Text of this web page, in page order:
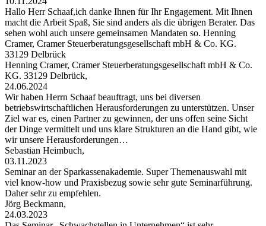
Hallo Herr Schaaf,ich danke Ihnen für Ihr Engagement. Mit Ihnen
macht die Arbeit Spaß, Sie sind anders als die übrigen Berater. Das
sehen wohl auch unsere gemeinsamen Mandaten so. Henning
Cramer, Cramer Steuerberatungsgesellschaft mbH & Co. KG.
33129 Delbrück
Henning Cramer, Cramer Steuerberatungsgesellschaft mbH & Co.
KG. 33129 Delbrück,
24.06.2024
Wir haben Herrn Schaaf beauftragt, uns bei diversen
betriebswirtschaftlichen Herausforderungen zu unterstützen. Unser
Ziel war es, einen Partner zu gewinnen, der uns offen seine Sicht
der Dinge vermittelt und uns klare Strukturen an die Hand gibt, wie
wir unsere Herausforderungen…
Sebastian Heimbuch,
03.11.2023
Seminar an der Sparkassenakademie. Super Themenauswahl mit
viel know-how und Praxisbezug sowie sehr gute Seminarführung.
Daher sehr zu empfehlen.
Jörg Beckmann,
24.03.2023